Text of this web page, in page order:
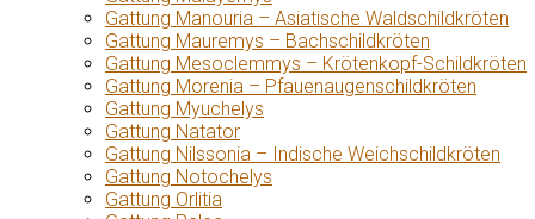
Gattung Manouria – Asiatische Waldschildkröten
Gattung Mauremys – Bachschildkröten
Gattung Mesoclemmys – Krötenkopf-Schildkröten
Gattung Morenia – Pfauenaugenschildkröten
Gattung Myuchelys
Gattung Natator
Gattung Nilssonia – Indische Weichschildkröten
Gattung Notochelys
Gattung Orlitia